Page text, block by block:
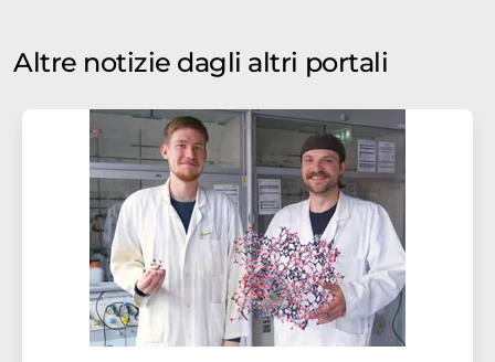
Altre notizie dagli altri portali